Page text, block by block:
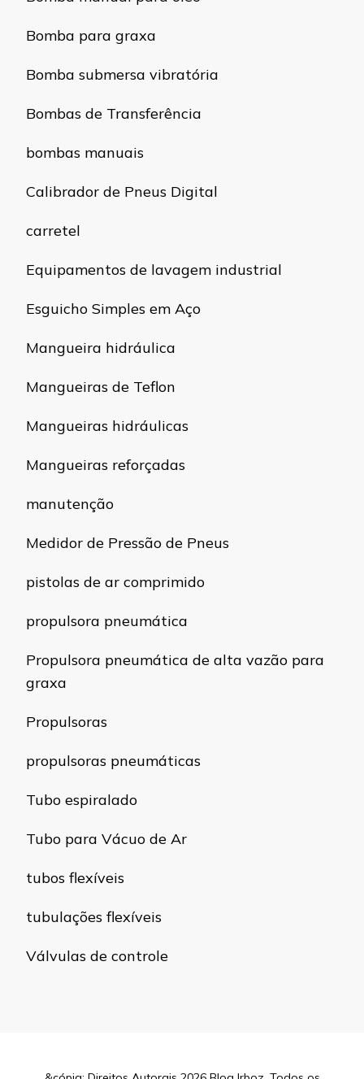
Bomba para graxa
Bomba submersa vibratória
Bombas de Transferência
bombas manuais
Calibrador de Pneus Digital
carretel
Equipamentos de lavagem industrial
Esguicho Simples em Aço
Mangueira hidráulica
Mangueiras de Teflon
Mangueiras hidráulicas
Mangueiras reforçadas
manutenção
Medidor de Pressão de Pneus
pistolas de ar comprimido
propulsora pneumática
Propulsora pneumática de alta vazão para
graxa
Propulsoras
propulsoras pneumáticas
Tubo espiralado
Tubo para Vácuo de Ar
tubos flexíveis
tubulações flexíveis
Válvulas de controle